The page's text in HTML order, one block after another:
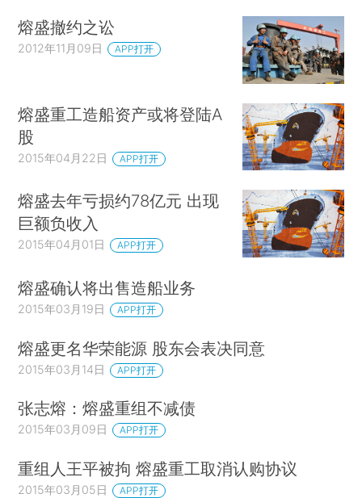
熔盛撤约之讼
2012年11月09日 APP打开
熔盛重工造船资产或将登陆A
股
2015年04月22日 APP打开
熔盛去年亏损约78亿元 出现
巨额负收入
2015年04月01日 APP打开
熔盛确认将出售造船业务
2015年03月19日 APP打开
熔盛更名华荣能源 股东会表决同意
2015年03月14日 APP打开
张志熔：熔盛重组不减债
2015年03月09日 APP打开
重组人王平被拘 熔盛重工取消认购协议
2015年03月05日 APP打开